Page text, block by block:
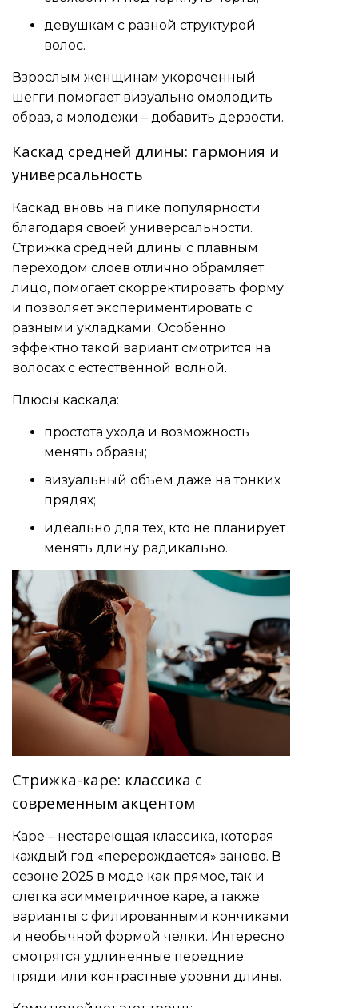
девушкам с разной структурой
волос.
Взрослым женщинам укороченный
шегги помогает визуально омолодить
образ, а молодежи – добавить дерзости.
Каскад средней длины: гармония и
универсальность
Каскад вновь на пике популярности
благодаря своей универсальности.
Стрижка средней длины с плавным
переходом слоев отлично обрамляет
лицо, помогает скорректировать форму
и позволяет экспериментировать с
разными укладками. Особенно
эффектно такой вариант смотрится на
волосах с естественной волной.
Плюсы каскада:
простота ухода и возможность
менять образы;
визуальный объем даже на тонких
прядях;
идеально для тех, кто не планирует
менять длину радикально.
Стрижка-каре: классика с
современным акцентом
Каре – нестареющая классика, которая
каждый год «перерождается» заново. В
сезоне 2025 в моде как прямое, так и
слегка асимметричное каре, а также
варианты с филированными кончиками
и необычной формой челки. Интересно
смотрятся удлиненные передние
пряди или контрастные уровни длины.